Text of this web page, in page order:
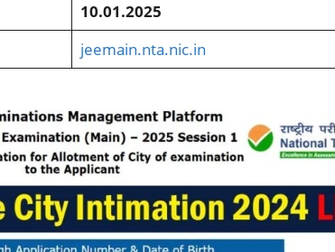
10.01.2025
jeemain.nta.nic.in